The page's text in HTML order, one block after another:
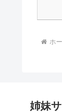
ホ
姉妹